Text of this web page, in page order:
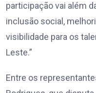
participação vai além
inclusão social,
visibilidade para os
Leste.”
Entre os